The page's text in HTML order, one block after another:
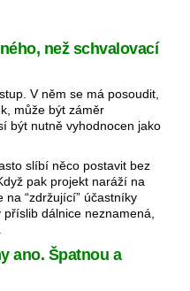
než schvalovací
V něm se má posoudit,
může být záměr
být nutně vyhodnocen jako
slíbí něco postavit bez
pak projekt naráží na
na “zdržující” účastníky
dálnice neznamená,
ano. Špatnou a